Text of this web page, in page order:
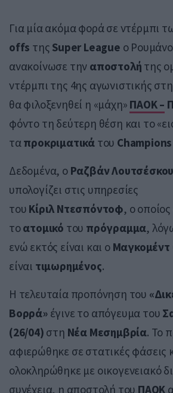
Για μία ακόμα φορά σε ντέρμπι
offs της Super League ο
ανακοίνωσε την αποστολή της
ντέρμπι της 4ης αγωνιστικής
θα φιλοξενηθεί η «μάχη» ΠΑΟΚ –
φόντο τη δεύτερη θέση και το
τα προκριματικά του Champions
Δεδομένα, ο Ραζβάν Λουτσέσκου
υπολογίζει στις υπηρεσίες
του Κίριλ Ντεσπόντοφ, ο
τοατομικό του πρόγραμμα,
ενώ εκτός είναι και ο Μαγκομέντ
είναι τιμωρημένος.
Η τελευταία προπόνηση του
Βορρά»έγινε το απόγευμα του
(26/04) στη Νέα Μεσημβρία. Το
αφιερώθηκε σε στατικές φάσεις
ολοκληρώθηκε με οικογενειακό
συνέχεια, η αποστολή του ΠΑΟΚ